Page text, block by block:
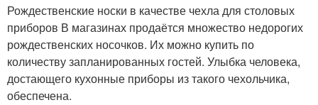
Рождественские носки в качестве чехла для столовых
приборов В магазинах продаётся множество недорогих
рождественских носочков. Их можно купить по
количеству запланированных гостей. Улыбка человека,
достающего кухонные приборы из такого чехольчика,
обеспечена.